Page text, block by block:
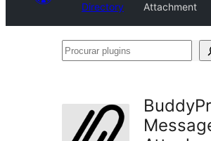
Directory
Attachment
Procurar